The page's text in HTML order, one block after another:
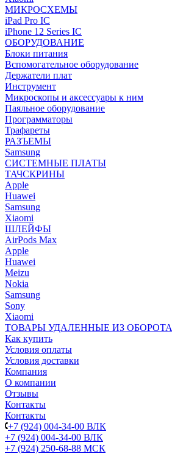
МИКРОСХЕМЫ
iPad Pro IC
iPhone 12 Series IC
ОБОРУДОВАНИЕ
Блоки питания
Вспомогательное оборудование
Держатели плат
Инструмент
Микроскопы и аксессуары к ним
Паяльное оборудование
Программаторы
Трафареты
РАЗЪЕМЫ
Samsung
СИСТЕМНЫЕ ПЛАТЫ
ТАЧСКРИНЫ
Apple
Huawei
Samsung
Xiaomi
ШЛЕЙФЫ
AirPods Max
Apple
Huawei
Meizu
Nokia
Samsung
Sony
Xiaomi
ТОВАРЫ УДАЛЕННЫЕ ИЗ ОБОРОТА
Как купить
Условия оплаты
Условия доставки
Компания
О компании
Отзывы
Контакты
Контакты
+7 (924) 004-34-00 ВЛК
+7 (924) 004-34-00 ВЛК
+7 (924) 250-68-88 МСК